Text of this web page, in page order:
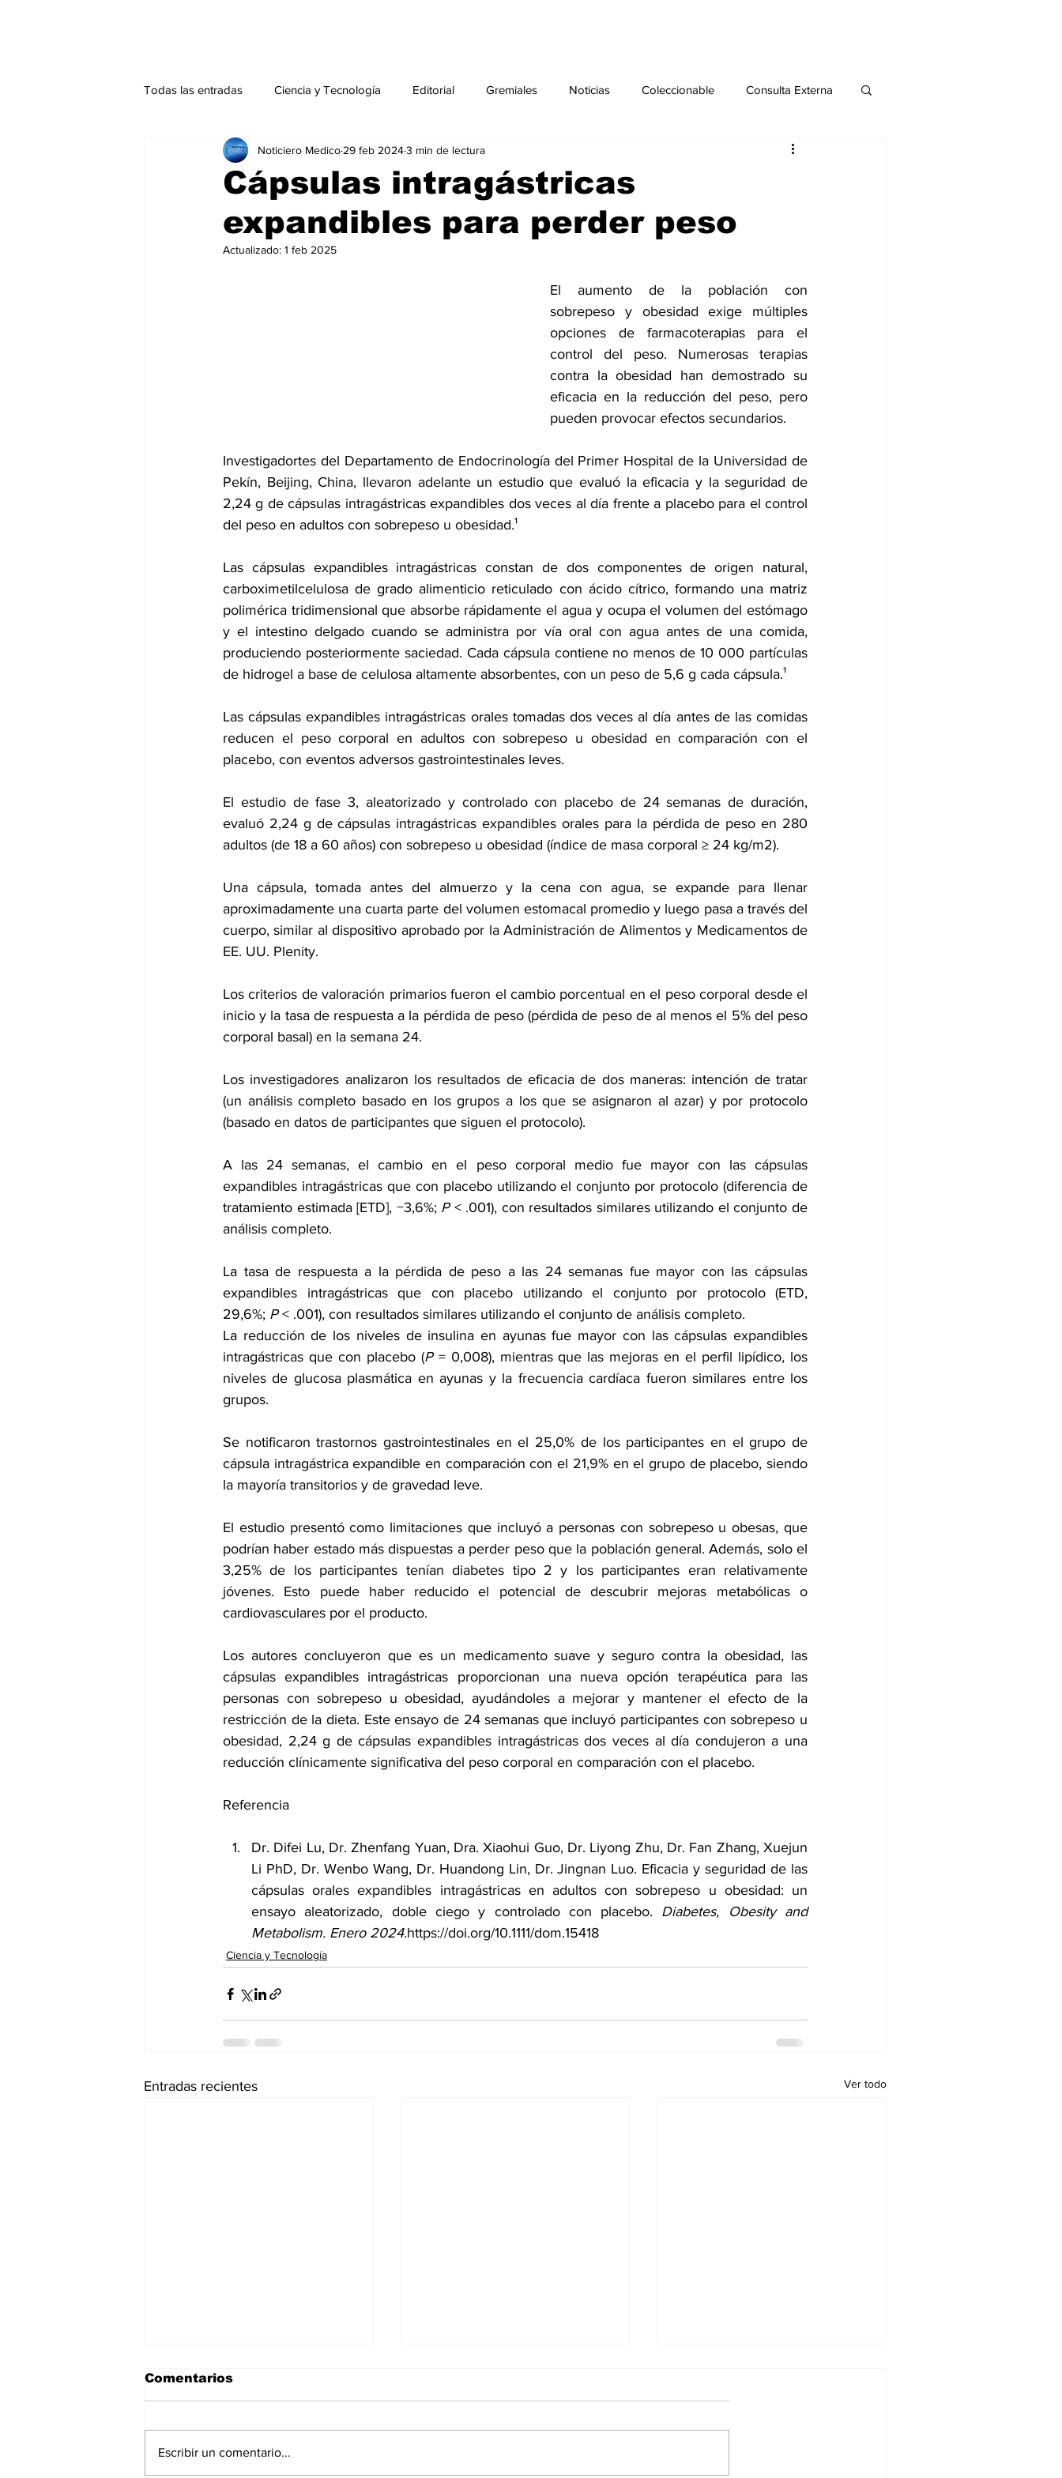
Todas las entradas Ciencia y Tecnología Editorial Gremiales Noticias Coleccionable Consulta Externa
Actualidad Salud Mental Agenda Sección especial Publicaciones
Endocrinología Actualidad especial Ciencia y Tecnología especial Coleccionable especial
dia mundial de la diabetes
Cápsulas intragástricas
expandibles para perder peso
Noticiero Medico 29 feb 20243 min de lectura
Actualizado: 1 feb 2025
El aumento de la población con
sobrepeso y obesidad exige múltiples
opciones de farmacoterapias para el
control del peso. Numerosas terapias
contra la obesidad han demostrado su
eficacia en la reducción del peso, pero
pueden provocar efectos secundarios.
Investigadortes del Departamento de Endocrinología del Primer Hospital de la Universidad de
Pekín, Beijing, China, llevaron adelante un estudio que evaluó la eficacia y la seguridad de
2,24 g de cápsulas intragástricas expandibles dos veces al día frente a placebo para el control
del peso en adultos con sobrepeso u obesidad.¹
Las cápsulas expandibles intragástricas constan de dos componentes de origen natural,
carboximetilcelulosa de grado alimenticio reticulado con ácido cítrico, formando una matriz
polimérica tridimensional que absorbe rápidamente el agua y ocupa el volumen del estómago
y el intestino delgado cuando se administra por vía oral con agua antes de una comida,
produciendo posteriormente saciedad. Cada cápsula contiene no menos de 10 000 partículas
de hidrogel a base de celulosa altamente absorbentes, con un peso de 5,6 g cada cápsula.¹
Las cápsulas expandibles intragástricas orales tomadas dos veces al día antes de las comidas
reducen el peso corporal en adultos con sobrepeso u obesidad en comparación con el
placebo, con eventos adversos gastrointestinales leves.
El estudio de fase 3, aleatorizado y controlado con placebo de 24 semanas de duración,
evaluó 2,24 g de cápsulas intragástricas expandibles orales para la pérdida de peso en 280
adultos (de 18 a 60 años) con sobrepeso u obesidad (índice de masa corporal ≥ 24 kg/m2).
Una cápsula, tomada antes del almuerzo y la cena con agua, se expande para llenar
aproximadamente una cuarta parte del volumen estomacal promedio y luego pasa a través del
cuerpo, similar al dispositivo aprobado por la Administración de Alimentos y Medicamentos de
EE. UU. Plenity.
Los criterios de valoración primarios fueron el cambio porcentual en el peso corporal desde el
inicio y la tasa de respuesta a la pérdida de peso (pérdida de peso de al menos el 5% del peso
corporal basal) en la semana 24.
Los investigadores analizaron los resultados de eficacia de dos maneras: intención de tratar
(un análisis completo basado en los grupos a los que se asignaron al azar) y por protocolo
(basado en datos de participantes que siguen el protocolo).
A las 24 semanas, el cambio en el peso corporal medio fue mayor con las cápsulas
expandibles intragástricas que con placebo utilizando el conjunto por protocolo (diferencia de
tratamiento estimada [ETD], −3,6%; P < .001), con resultados similares utilizando el conjunto de
análisis completo.
La tasa de respuesta a la pérdida de peso a las 24 semanas fue mayor con las cápsulas
expandibles intragástricas que con placebo utilizando el conjunto por protocolo (ETD,
29,6%; P < .001), con resultados similares utilizando el conjunto de análisis completo.
La reducción de los niveles de insulina en ayunas fue mayor con las cápsulas expandibles
intragástricas que con placebo (P = 0,008), mientras que las mejoras en el perfil lipídico, los
niveles de glucosa plasmática en ayunas y la frecuencia cardíaca fueron similares entre los
grupos.
Se notificaron trastornos gastrointestinales en el 25,0% de los participantes en el grupo de
cápsula intragástrica expandible en comparación con el 21,9% en el grupo de placebo, siendo
la mayoría transitorios y de gravedad leve.
El estudio presentó como limitaciones que incluyó a personas con sobrepeso u obesas, que
podrían haber estado más dispuestas a perder peso que la población general. Además, solo el
3,25% de los participantes tenían diabetes tipo 2 y los participantes eran relativamente
jóvenes. Esto puede haber reducido el potencial de descubrir mejoras metabólicas o
cardiovasculares por el producto.
Los autores concluyeron que es un medicamento suave y seguro contra la obesidad, las
cápsulas expandibles intragástricas proporcionan una nueva opción terapéutica para las
personas con sobrepeso u obesidad, ayudándoles a mejorar y mantener el efecto de la
restricción de la dieta. Este ensayo de 24 semanas que incluyó participantes con sobrepeso u
obesidad, 2,24 g de cápsulas expandibles intragástricas dos veces al día condujeron a una
reducción clínicamente significativa del peso corporal en comparación con el placebo.
Referencia
Dr. Difei Lu, Dr. Zhenfang Yuan, Dra. Xiaohui Guo, Dr. Liyong Zhu, Dr. Fan Zhang, Xuejun
Li PhD, Dr. Wenbo Wang, Dr. Huandong Lin, Dr. Jingnan Luo. Eficacia y seguridad de las
cápsulas orales expandibles intragástricas en adultos con sobrepeso u obesidad: un
ensayo aleatorizado, doble ciego y controlado con placebo. Diabetes, Obesity and
Metabolism. Enero 2024.https://doi.org/10.1111/dom.15418
Ciencia y Tecnología
Entradas recientes Ver todo
Comentarios
Escribir un comentario...